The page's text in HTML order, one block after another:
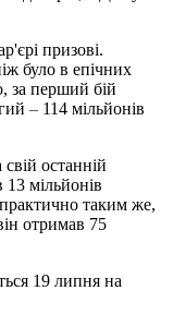
призові.
було в епічних
за перший бій
– 114 мільйонів
останній
мільйонів
таким же,
отримав 75
19 липня на